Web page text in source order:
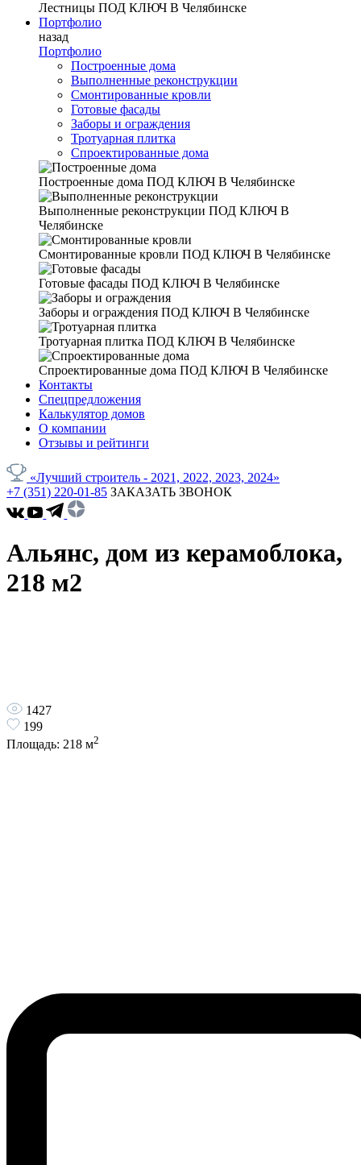
Лестницы ПОД КЛЮЧ В Челябинске
Портфолио
назад
Портфолио
Построенные дома
Выполненные реконструкции
Смонтированные кровли
Готовые фасады
Заборы и ограждения
Тротуарная плитка
Спроектированные дома
Построенные дома ПОД КЛЮЧ В Челябинске
Выполненные реконструкции ПОД КЛЮЧ В
Челябинске
Смонтированные кровли ПОД КЛЮЧ В Челябинске
Готовые фасады ПОД КЛЮЧ В Челябинске
Заборы и ограждения ПОД КЛЮЧ В Челябинске
Тротуарная плитка ПОД КЛЮЧ В Челябинске
Спроектированные дома ПОД КЛЮЧ В Челябинске
Контакты
Спецпредложения
Калькулятор домов
О компании
Отзывы и рейтинги
«Лучший строитель - 2021, 2022, 2023, 2024»
+7 (351) 220-01-85 ЗАКАЗАТЬ ЗВОНОК
Альянс, дом из керамоблока,
218 м2
1427
199
Площадь: 218 м2